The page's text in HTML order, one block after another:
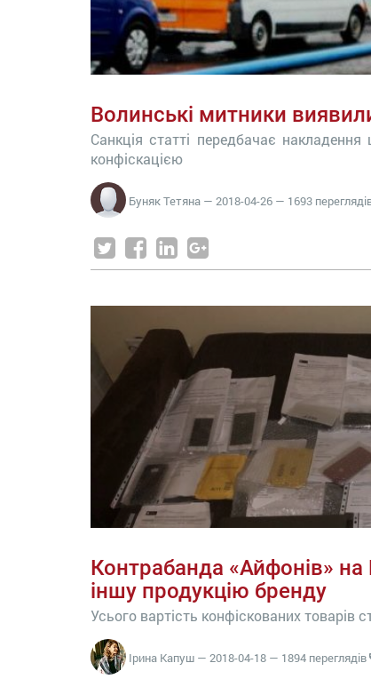
Волинські митники
Санкція статті передбачає
конфіскацією
Буняк Тетяна — 2018-04-26 — 1693
Контрабанда «Айфонів» на
іншу продукцію бренду
Усього вартість конфіскованих товарів
Ірина Капуш — 2018-04-18 — 1894 переглядів